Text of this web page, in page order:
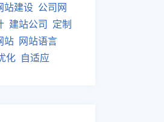
站建设 公司网
建站公司 定制
站 网站语言
化 自适应